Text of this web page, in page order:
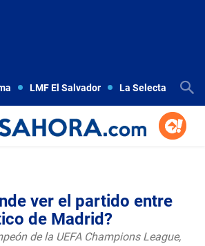
LMF El Salvador La Selecta
ver el partido entre
de Madrid?
de la UEFA Champions League,